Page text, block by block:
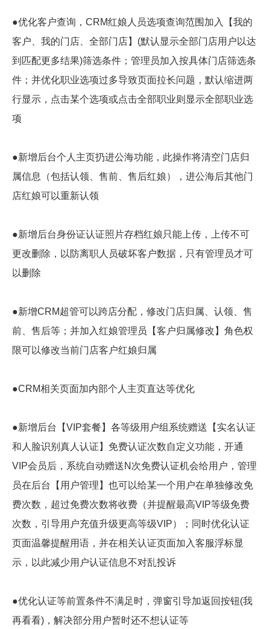
●优化客户查询，CRM红娘人员选项查询范围加入【我的
客户、我的门店、全部门店】(默认显示全部门店用户以达
到匹配更多结果)筛选条件；管理员加入按具体门店筛选条
件；并优化职业选项过多导致页面拉长问题，默认缩进两
行显示，点击某个选项或点击全部职业则显示全部职业选
项
●新增后台个人主页扔进公海功能，此操作将清空门店归
属信息（包括认领、售前、售后红娘），进公海后其他门
店红娘可以重新认领
●新增后台身份证认证照片存档红娘只能上传，上传不可
更改删除，以防离职人员破坏客户数据，只有管理员才可
以删除
●新增CRM超管可以跨店分配，修改门店归属、认领、售
前、售后等；并加入红娘管理员【客户归属修改】角色权
限可以修改当前门店客户红娘归属
●CRM相关页面加内部个人主页直达等优化
●新增后台【VIP套餐】各等级用户组系统赠送【实名认证
和人脸识别真人认证】免费认证次数自定义功能，开通
VIP会员后，系统自动赠送N次免费认证机会给用户，管理
员在后台【用户管理】也可以给某一个用户在单独修改免
费次数，超过免费次数将收费（并提醒最高VIP等级免费
次数，引导用户充值升级更高等级VIP）；同时优化认证
页面温馨提醒用语，并在相关认证页面加入客服浮标显
示，以此减少用户认证信息不对乱投诉
●优化认证等前置条件不满足时，弹窗引导加返回按钮(我
再看看)，解决部分用户暂时还不想认证等